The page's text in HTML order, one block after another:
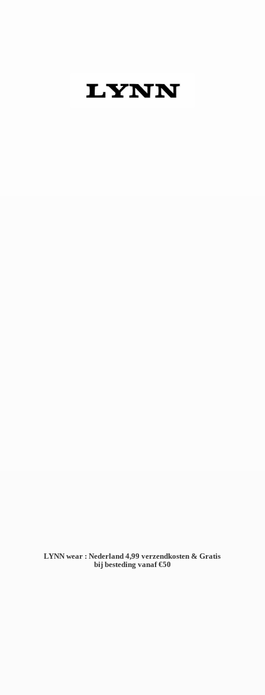
LYNN wear : Nederland 4,99 verzendkosten & Gratis
bij besteding vanaf €50